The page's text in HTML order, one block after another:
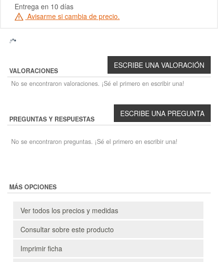
Entrega en 10 días
Avisarme si cambia de precio.
VALORACIONES
No se encontraron valoraciones. ¡Sé el primero en escribir una!
PREGUNTAS Y RESPUESTAS
No se encontraron preguntas. ¡Sé el primero en escribir una!
MÁS OPCIONES
Ver todos los precios y medidas
Consultar sobre este producto
Imprimir ficha